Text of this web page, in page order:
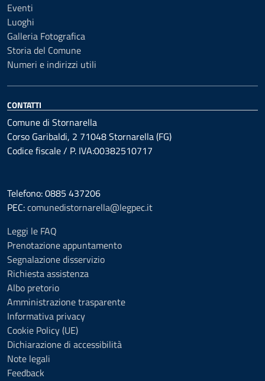
Eventi
Luoghi
Galleria Fotografica
Storia del Comune
Numeri e indirizzi utili
CONTATTI
Comune di Stornarella
Corso Garibaldi, 2 71048 Stornarella (FG)
Codice fiscale / P. IVA:00382510717
Telefono: 0885 437206
PEC:comunedistornarella@legpec.it
Leggi le FAQ
Prenotazione appuntamento
Segnalazione disservizio
Richiesta assistenza
Albo pretorio
Amministrazione trasparente
Informativa privacy
Cookie Policy (UE)
Dichiarazione di accessibilità
Note legali
Feedback